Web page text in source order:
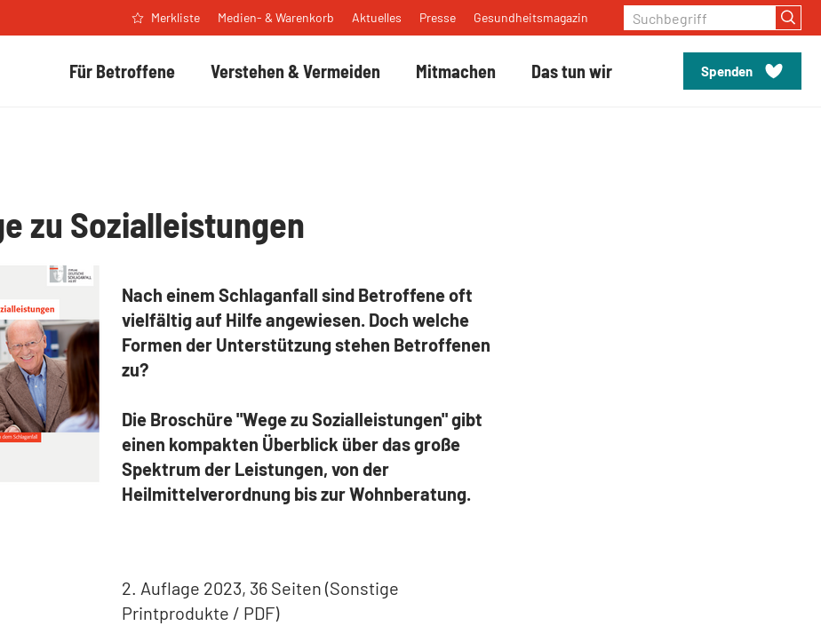
Für Betroffene Verstehen & Vermeiden Mitmachen Das tun wir Spenden
Merkliste Medien- & Warenkorb Aktuelles Presse Gesundheitsmagazin Suchbegriff
zu Sozialleistungen
Nach einem Schlaganfall sind Betroffene oft
vielfältig auf Hilfe angewiesen. Doch welche
Formen der Unterstützung stehen Betroffenen
zu?
Die Broschüre "Wege zu Sozialleistungen" gibt
einen kompakten Überblick über das große
Spektrum der Leistungen, von der
Heilmittelverordnung bis zur Wohnberatung.
2. Auflage 2023, 36 Seiten (Sonstige
Printprodukte / PDF)